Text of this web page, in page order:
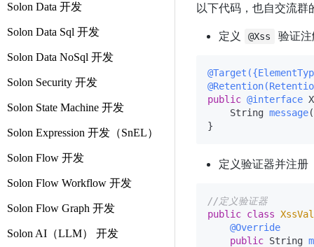
Solon Data 开发
Solon Data Sql 开发
Solon Data NoSql 开发
Solon Security 开发
Solon State Machine 开发
Solon Expression 开发（SnEL）
Solon Flow 开发
Solon Flow Workflow 开发
Solon Flow Graph 开发
Solon AI（LLM） 开发
以下代码，也自交流群
定义
@Xss 验证
public @interface
    String
message
定义验证器并注册
//定义验证器
public class
@Override
public String